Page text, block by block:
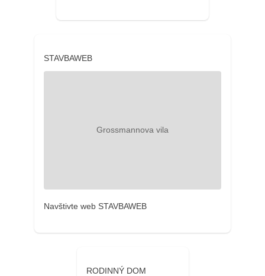
STAVBAWEB
Navštivte web STAVBAWEB
RODINNÝ DOM